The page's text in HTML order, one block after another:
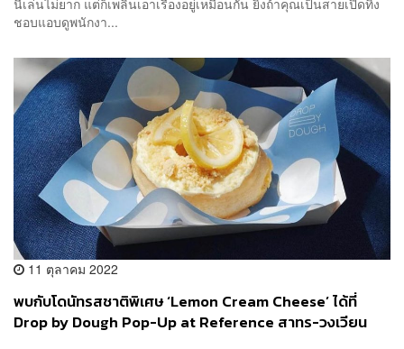
ชอบแอบดูพนักงา...
11 ตุลาคม 2022
พบกับโดนัทรสชาติพิเศษ ‘Lemon Cream Cheese’ ได้ที่
Drop by Dough Pop-Up at Reference สาทร-วงเวียน